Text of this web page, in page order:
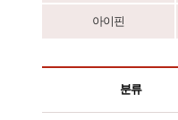
아이핀
분류